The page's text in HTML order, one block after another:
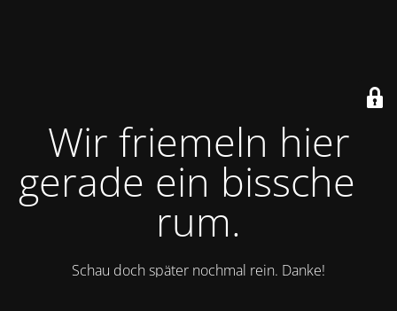
Wir friemeln hier
gerade ein bisschen
rum.
Schau doch später nochmal rein. Danke!